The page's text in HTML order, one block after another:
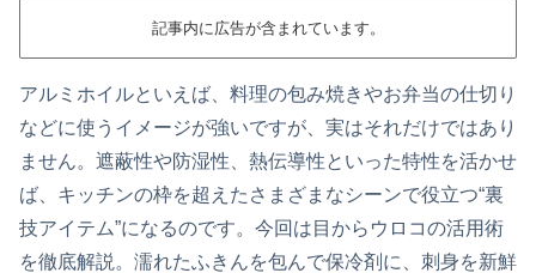
記事内に広告が含まれています。
アルミホイルといえば、料理の包み焼きやお弁当の仕切り
などに使うイメージが強いですが、実はそれだけではあり
ません。遮蔽性や防湿性、熱伝導性といった特性を活かせ
ば、キッチンの枠を超えたさまざまなシーンで役立つ“裏
技アイテム”になるのです。今回は目からウロコの活用術
を徹底解説。濡れたふきんを包んで保冷剤に、刺身を新鮮